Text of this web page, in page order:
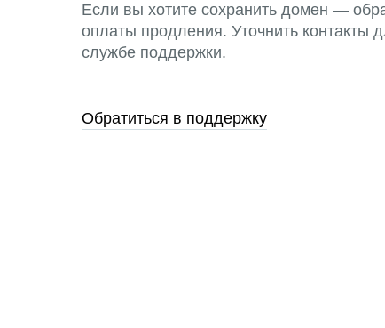
Если вы хотите сохранить домен —
оплаты продления. Уточнить контакты
службе поддержки.
Обратиться в поддержку